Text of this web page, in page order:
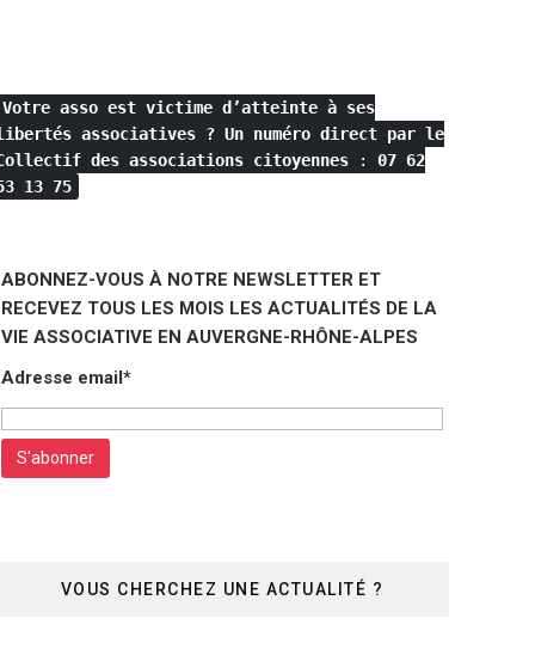
Votre asso est victime d’atteinte à ses
associatives ? Un numéro direct par le
des associations citoyennes : 07 62
13 75
ABONNEZ-VOUS À NOTRE NEWSLETTER ET
RECEVEZ TOUS LES MOIS LES ACTUALITÉS DE LA
VIE ASSOCIATIVE EN AUVERGNE-RHÔNE-ALPES
Adresse email*
VOUS CHERCHEZ UNE ACTUALITÉ ?